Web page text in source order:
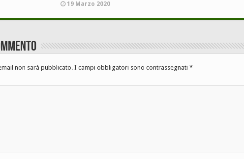
19 Marzo 2020
non sarà pubblicato. I campi obbligatori sono contrassegnati *